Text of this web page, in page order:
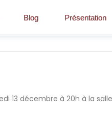
Blog Présentation
13 décembre à 20h à la